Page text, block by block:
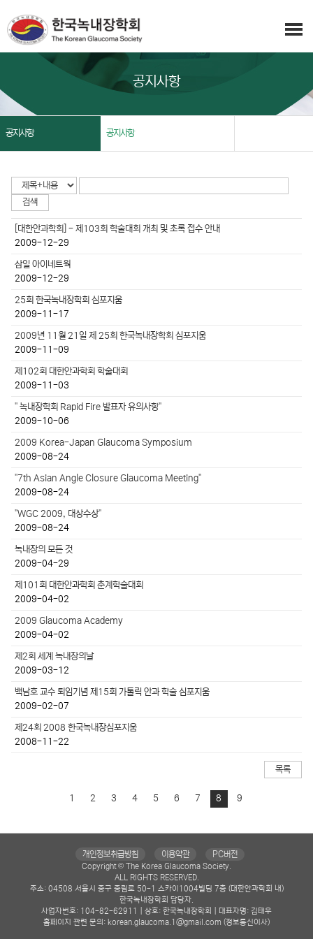
공지사항
공지사항 공지사항
[대한안과학회] - 제103회 학술대회 개최 및 초록 접수 안내
2009-12-29
삼일 아이네트웍
2009-12-29
25회 한국녹내장학회 심포지움
2009-11-17
2009년 11월 21일 제 25회 한국녹내장학회 심포지움
2009-11-09
제102회 대한안과학회 학술대회
2009-11-03
" 녹내장학회 Rapid Fire 발표자 유의사항"
2009-10-06
2009 Korea-Japan Glaucoma Symposium
2009-08-24
"7th Asian Angle Closure Glaucoma Meeting"
2009-08-24
"WGC 2009, 대상수상"
2009-08-24
녹내장의 모든 것
2009-04-29
제101회 대한안과학회 춘계학술대회
2009-04-02
2009 Glaucoma Academy
2009-04-02
제2회 세계 녹내장의날
2009-03-12
백남호 교수 퇴임기념 제15회 가톨릭 안과 학술 심포지움
2009-02-07
제24회 2008 한국녹내장심포지움
2008-11-22
목록
1 2 3 4 5 6 7 8 9
개인정보취급방침 이용약관
PC버전
Copyright © The Korea Glaucoma Society.
ALL RIGHTS RESERVED.
주소: 04508 서울시 중구 중림로 50-1 스카이1004빌딩 7층 (대한안과학회 내)
한국녹내장학회 담당자.
사업자번호: 104-82-62911 | 상호: 한국녹내장학회 | 대표자명: 김태우
홈페이지 관련 문의: korean.glaucoma.1@gmail.com (정보통신이사)